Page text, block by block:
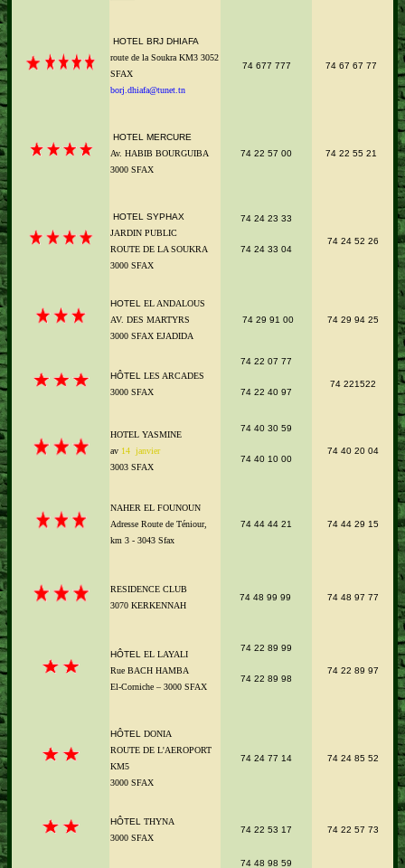
HOTEL BRJ DHIAFA
route de la Soukra KM3 3052
SFAX
borj.dhiafa@tunet.tn
74 677 777 74 67 67 77
HOTEL MERCURE
Av. HABIB BOURGUIBA
3000 SFAX
74 22 57 00 74 22 55 21
HOTEL SYPHAX
JARDIN PUBLIC
ROUTE DE LA SOUKRA
3000 SFAX
74 24 23 33
74 24 33 04
74 24 52 26
HOTEL EL ANDALOUS
AV. DES MARTYRS
3000 SFAX EJADIDA
74 29 91 00 74 29 94 25
HÔTEL LES ARCADES
3000 SFAX
74 22 07 77
74 22 40 97
74 221522
HOTEL YASMINE
av 14 janvier
3003 SFAX
74 40 30 59
74 40 10 00
74 40 20 04
NAHER EL FOUNOUN
Adresse Route de Téniour,
km 3 - 3043 Sfax
74 44 44 21 74 44 29 15
RESIDENCE CLUB
3070 KERKENNAH
74 48 99 99 74 48 97 77
HÔTEL EL LAYALI
Rue BACH HAMBA
El-Corniche – 3000 SFAX
74 22 89 99
74 22 89 98
74 22 89 97
HÔTEL DONIA
ROUTE DE L'AEROPORT
KM5
3000 SFAX
74 24 77 14 74 24 85 52
HÔTEL THYNA
3000 SFAX
74 22 53 17 74 22 57 73
74 48 98 59